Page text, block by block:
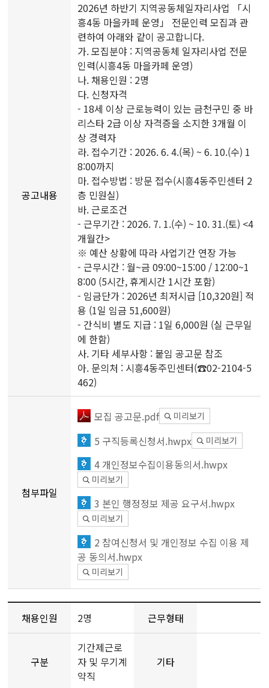
공고내용
2026년 하반기 지역공동체일자리사업 「시
흥4동 마을카페 운영」 전문인력 모집과 관
련하여 아래와 같이 공고합니다.
가. 모집분야 : 지역공동체 일자리사업 전문
인력(시흥4동 마을카페 운영)
나. 채용인원 : 2명
다. 신청자격
- 18세 이상 근로능력이 있는 금천구민 중 바
리스타 2급 이상 자격증을 소지한 3개월 이
상 경력자
라. 접수기간 : 2026. 6. 4.(목) ~ 6. 10.(수) 1
8:00까지
마. 접수방법 : 방문 접수(시흥4동주민센터 2
층 민원실)
바. 근로조건
- 근무기간 : 2026. 7. 1.(수) ~ 10. 31.(토) <4
개월간>
※ 예산 상황에 따라 사업기간 연장 가능
- 근무시간 : 월~금 09:00~15:00 / 12:00~1
8:00 (5시간, 휴게시간 1시간 포함)
- 임금단가 : 2026년 최저시급 [10,320원] 적
용 (1일 임금 51,600원)
- 간식비 별도 지급 : 1일 6,000원 (실 근무일
에 한함)
사. 기타 세부사항 : 붙임 공고문 참조
아. 문의처 : 시흥4동주민센터(☎02-2104-5
462)
첨부파일
모집 공고문.pdf 미리보기
5 구직등록신청서.hwpx 미리보기
4 개인정보수집이용동의서.hwpx
미리보기
3 본인 행정정보 제공 요구서.hwpx
미리보기
2 참여신청서 및 개인정보 수집 이용 제
공 동의서.hwpx
미리보기
채용인원 2명 근무형태
구분
기간제근로
자 및 무기계
약직
기타